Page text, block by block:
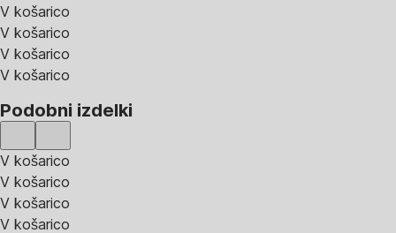
V košarico
V košarico
V košarico
V košarico
Podobni izdelki
V košarico
V košarico
V košarico
V košarico